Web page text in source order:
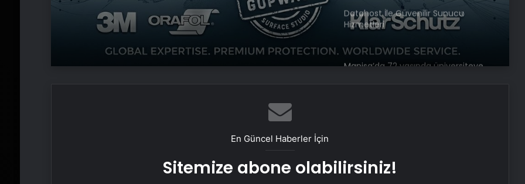
Datahost İle Güvenilir Sunucu
Hizmetleri
Manisa’da 72 yaşında üniversiteye
Asya’nın en iyi üniversitelerinde dört
En Güncel Haberler İçin
Sitemize abone olabilirsiniz!